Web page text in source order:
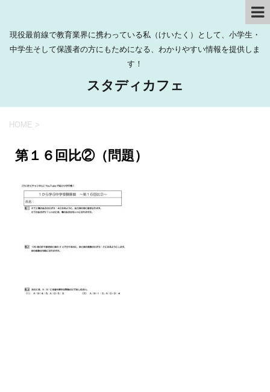
現役最前線で教育業界に携わっている私（けいたく）として、小学生・
中学生そして保護者の方にもためになる、わかりやすい情報を提供しま
す！
スタディカフェ
HOME >
第１６回比②（問題）